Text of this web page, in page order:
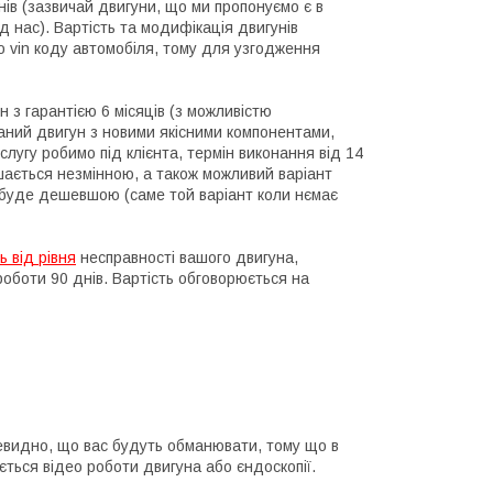
(зазвичай двигуни, що ми пропонуємо є в
нас). Вартість та модифікація двигунів
vin коду автомобіля, тому для узгодження
гарантією 6 місяців (з можливістю
двигун з новими якісними компонентами,
робимо під клієнта, термін виконання від 14
незмінною, а також можливий варіант
дешевшою (саме той варіант коли нємає
від рівня несправності вашого двигуна,
90 днів. Вартість обговорюється на
що вас будуть обманювати, тому що в
відео роботи двигуна або єндоскопії.